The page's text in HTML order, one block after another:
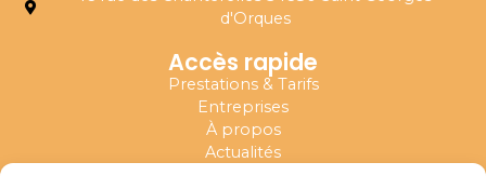
d'Orques
Accès rapide
Prestations & Tarifs
Entreprises
À propos
Actualités